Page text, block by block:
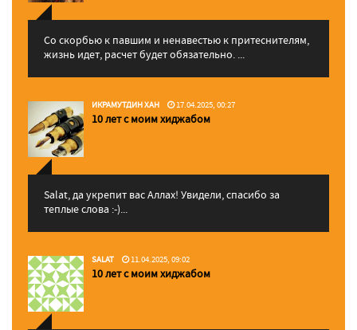
Со скорбью к павшим и ненавестью к притеснителям,
жизнь идет, расчет будет обязательно. ...
ИКРАМУТДИН ХАН 17.04.2025, 00:27
10 лет с моим хиджабом
Salat, да укрепит вас Аллаx! Увидели, спасибо за
теплые слова :-)...
SALAT 11.04.2025, 09:02
10 лет с моим хиджабом